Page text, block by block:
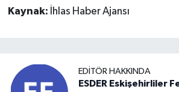
Kaynak: İhlas Haber Ajansı
EDITÖR HAKKINDA
ESDER Eskişehirliler